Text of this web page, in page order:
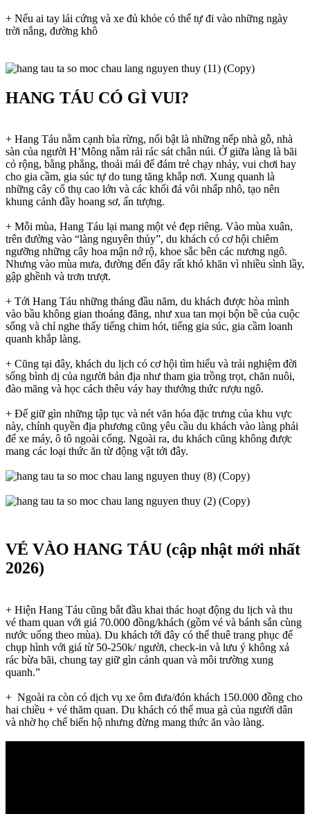
+ Nếu ai tay lái cứng và xe đủ khỏe có thể tự đi vào những ngày
trời nắng, đường khô
HANG TÁU CÓ GÌ VUI?
+ Hang Táu nằm cạnh bìa rừng, nổi bật là những nếp nhà gỗ, nhà
sàn của người H’Mông nằm rải rác sát chân núi. Ở giữa làng là bãi
cỏ rộng, bằng phẳng, thoải mái để đám trẻ chạy nhảy, vui chơi hay
cho gia cầm, gia súc tự do tung tăng khắp nơi. Xung quanh là
những cây cổ thụ cao lớn và các khối đá vôi nhấp nhô, tạo nên
khung cảnh đầy hoang sơ, ấn tượng.
+ Mỗi mùa, Hang Táu lại mang một vẻ đẹp riêng. Vào mùa xuân,
trên đường vào “làng nguyên thủy”, du khách có cơ hội chiêm
ngưỡng những cây hoa mận nở rộ, khoe sắc bên các nương ngô.
Nhưng vào mùa mưa, đường đến đây rất khó khăn vì nhiều sình lầy,
gập ghềnh và trơn trượt.
+ Tới Hang Táu những tháng đầu năm, du khách được hòa mình
vào bầu không gian thoáng đãng, như xua tan mọi bộn bề của cuộc
sống và chỉ nghe thấy tiếng chim hót, tiếng gia súc, gia cầm loanh
quanh khắp làng.
+ Cũng tại đây, khách du lịch có cơ hội tìm hiểu và trải nghiệm đời
sống bình dị của người bản địa như tham gia trồng trọt, chăn nuôi,
đào măng và học cách thêu váy hay thưởng thức rượu ngô.
+ Để giữ gìn những tập tục và nét văn hóa đặc trưng của khu vực
này, chính quyền địa phương cũng yêu cầu du khách vào làng phải
để xe máy, ô tô ngoài cổng. Ngoài ra, du khách cũng không được
mang các loại thức ăn từ động vật tới đây.
VÉ VÀO HANG TÁU (cập nhật mới nhất
2026)
+ Hiện Hang Táu cũng bắt đầu khai thác hoạt động du lịch và thu
vé tham quan với giá 70.000 đồng/khách (gồm vé và bánh sắn cùng
nước uống theo mùa). Du khách tới đây có thể thuê trang phục để
chụp hình với giá từ 50-250k/ người, check-in và lưu ý không xả
rác bừa bãi, chung tay giữ gìn cảnh quan và môi trường xung
quanh.”
+ Ngoài ra còn có dịch vụ xe ôm đưa/đón khách 150.000 đồng cho
hai chiều + vé thăm quan. Du khách có thể mua gà của người dân
và nhờ họ chế biến hộ nhưng đừng mang thức ăn vào làng.